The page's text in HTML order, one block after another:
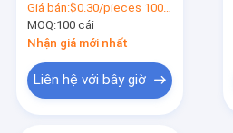
logo của riêng bạn
cho Xmas Party
trang trí
Giá bán:$0.30/pieces 100-1999 pieces
MOQ:100 cái
Nhận giá mới nhất
Liên hệ với bây giờ